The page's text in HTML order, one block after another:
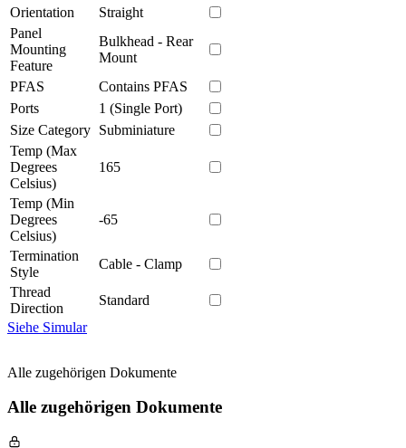
Orientation
Straight
Panel
Mounting
Feature
Bulkhead - Rear
Mount
PFAS
Contains PFAS
Ports
1 (Single Port)
Size Category Subminiature
Temp (Max
Degrees
Celsius)
165
Temp (Min
Degrees
Celsius)
-65
Termination
Style
Cable - Clamp
Thread
Direction
Standard
Siehe Simular
Alle zugehörigen Dokumente
Alle zugehörigen Dokumente